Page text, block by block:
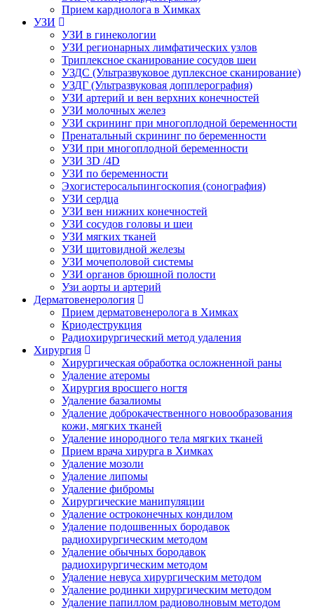
Прием кардиолога в Химках
УЗИ
УЗИ в гинекологии
УЗИ регионарных лимфатических узлов
Триплексное сканирование сосудов шеи
УЗДС (Ультразвуковое дуплексное сканирование)
УЗДГ (Ультразвуковая допплерография)
УЗИ артерий и вен верхних конечностей
УЗИ молочных желез
УЗИ скрининг при многоплодной беременности
Пренатальный скрининг по беременности
УЗИ при многоплодной беременности
УЗИ 3D /4D
УЗИ по беременности
Эхогистеросальпингоскопия (сонография)
УЗИ сердца
УЗИ вен нижних конечностей
УЗИ сосудов головы и шеи
УЗИ мягких тканей
УЗИ щитовидной железы
УЗИ мочеполовой системы
УЗИ органов брюшной полости
Узи аорты и артерий
Дерматовенерология
Прием дерматовенеролога в Химках
Криодеструкция
Радиохирургический метод удаления
Хирургия
Хирургическая обработка осложненной раны
Удаление атеромы
Хирургия вросшего ногтя
Удаление базалиомы
Удаление доброкачественного новообразования
кожи, мягких тканей
Удаление инородного тела мягких тканей
Прием врача хирурга в Химках
Удаление мозоли
Удаление липомы
Удаление фибромы
Хирургические манипуляции
Удаление остроконечных кондилом
Удаление подошвенных бородавок
радиохирургическим методом
Удаление обычных бородавок
радиохирургическим методом
Удаление невуса хирургическим методом
Удаление родинки хирургическим методом
Удаление папиллом радиоволновым методом